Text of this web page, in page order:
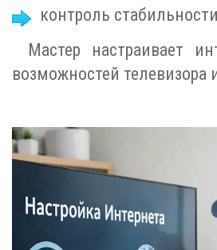
контроль
Мастер настраивает
возможностей